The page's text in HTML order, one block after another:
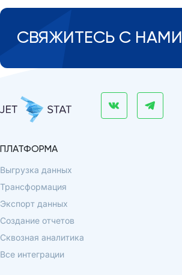
СВЯЖИТЕСЬ С НАМИ
ПЛАТФОРМА
Выгрузка данных
Трансформация
Экспорт данных
Создание отчетов
Сквозная аналитика
Все интеграции